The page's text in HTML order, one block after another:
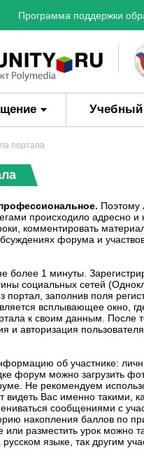
Программа поддержки
Учебный
портала
Поэтому
происходило адресно и
комментировать
форума и
более 1 минуты.
социальных сетей
портал, заполнив поля
всплывающее окно,
к своим данным. После
и авторизация
об участнике:
форум можно загрузить
Не рекомендуем
видеть Вас именно такими,
сообщениями с
накопления баллов по
или разместить урок можно
языке, так другим